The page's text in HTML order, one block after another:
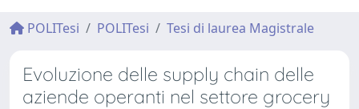
POLITesi POLITesi Tesi di laurea Magistrale
Evoluzione delle supply chain delle
aziende operanti nel settore grocery